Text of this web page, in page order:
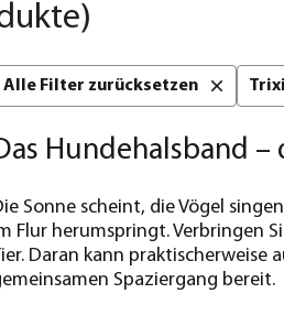
Alle Filter zurücksetzen
Hundehalsband
Sonne scheint, die Vögel
Flur herumspringt. Verbringen
Daran kann praktischerweise
Spaziergang bereit.